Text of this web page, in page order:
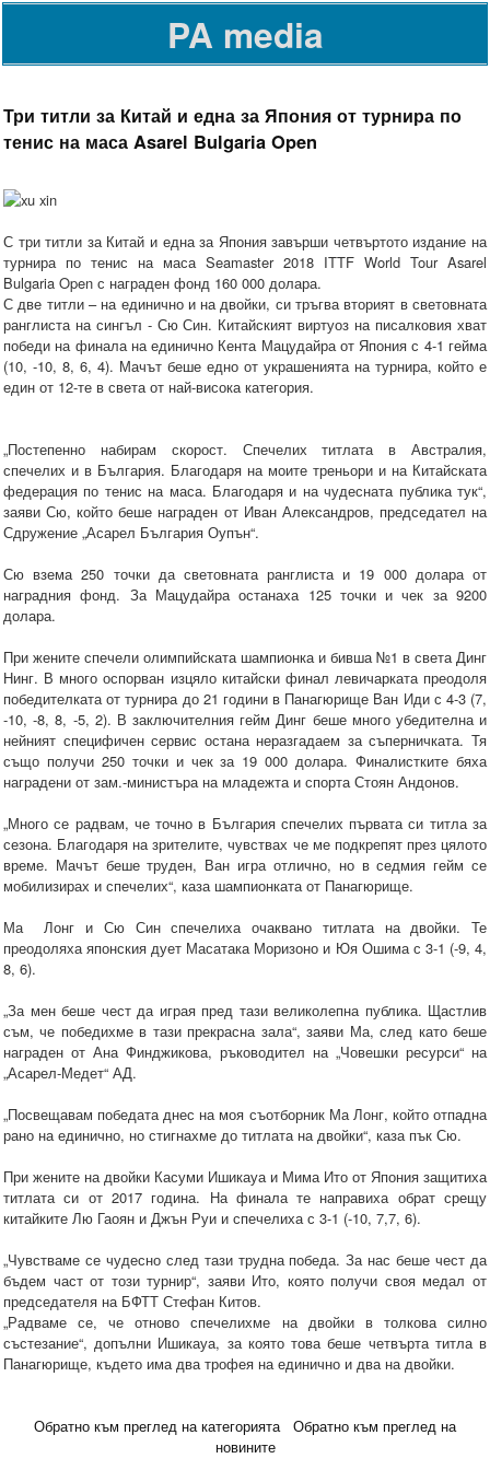
PA media
Три титли за Китай и една за Япония от турнира по
тенис на маса Asarel Bulgaria Open
С три титли за Китай и една за Япония завърши четвъртото издание на
турнира по тенис на маса Seamaster 2018 ITTF World Tour Asarel
Bulgaria Open с награден фонд 160 000 долара.
С две титли – на единично и на двойки, си тръгва вторият в световната
ранглиста на сингъл - Сю Син. Китайският виртуоз на писалковия хват
победи на финала на единично Кента Мацудайра от Япония с 4-1 гейма
(10, -10, 8, 6, 4). Мачът беше едно от украшенията на турнира, който е
един от 12-те в света от най-висока категория.
„Постепенно набирам скорост. Спечелих титлата в Австралия,
спечелих и в България. Благодаря на моите треньори и на Китайската
федерация по тенис на маса. Благодаря и на чудесната публика тук“,
заяви Сю, който беше награден от Иван Александров, председател на
Сдружение „Асарел България Оупън“.
Сю взема 250 точки да световната ранглиста и 19 000 долара от
наградния фонд. За Мацудайра останаха 125 точки и чек за 9200
долара.
При жените спечели олимпийската шампионка и бивша №1 в света Динг
Нинг. В много оспорван изцяло китайски финал левичарката преодоля
победителката от турнира до 21 години в Панагюрище Ван Иди с 4-3 (7,
-10, -8, 8, -5, 2). В заключителния гейм Динг беше много убедителна и
нейният специфичен сервис остана неразгадаем за съперничката. Тя
също получи 250 точки и чек за 19 000 долара. Финалистките бяха
наградени от зам.-министъра на младежта и спорта Стоян Андонов.
„Много се радвам, че точно в България спечелих първата си титла за
сезона. Благодаря на зрителите, чувствах че ме подкрепят през цялото
време. Мачът беше труден, Ван игра отлично, но в седмия гейм се
мобилизирах и спечелих“, каза шампионката от Панагюрище.
Ма Лонг и Сю Син спечелиха очаквано титлата на двойки. Те
преодоляха японския дует Масатака Моризоно и Юя Ошима с 3-1 (-9, 4,
8, 6).
„За мен беше чест да играя пред тази великолепна публика. Щастлив
съм, че победихме в тази прекрасна зала“, заяви Ма, след като беше
награден от Ана Финджикова, ръководител на „Човешки ресурси“ на
„Асарел-Медет“ АД.
„Посвещавам победата днес на моя съотборник Ма Лонг, който отпадна
рано на единично, но стигнахме до титлата на двойки“, каза пък Сю.
При жените на двойки Касуми Ишикауа и Мима Ито от Япония защитиха
титлата си от 2017 година. На финала те направиха обрат срещу
китайките Лю Гаоян и Джън Руи и спечелиха с 3-1 (-10, 7,7, 6).
„Чувстваме се чудесно след тази трудна победа. За нас беше чест да
бъдем част от този турнир“, заяви Ито, която получи своя медал от
председателя на БФТТ Стефан Китов.
„Радваме се, че отново спечелихме на двойки в толкова силно
състезание“, допълни Ишикауа, за която това беше четвърта титла в
Панагюрище, където има два трофея на единично и два на двойки.
Обратно към преглед на категорията
Обратно към преглед на
новините